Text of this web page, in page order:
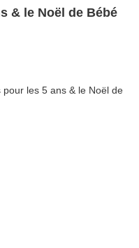
& le Noël de Bébé